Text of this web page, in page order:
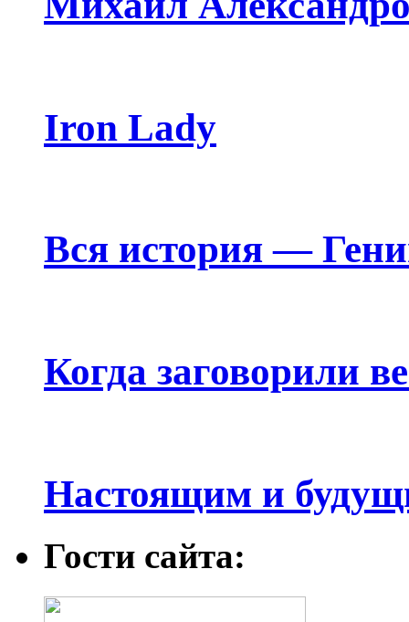
Iron Lady
Вся история —
Когда заговорили
Настоящим и
Гости сайта: